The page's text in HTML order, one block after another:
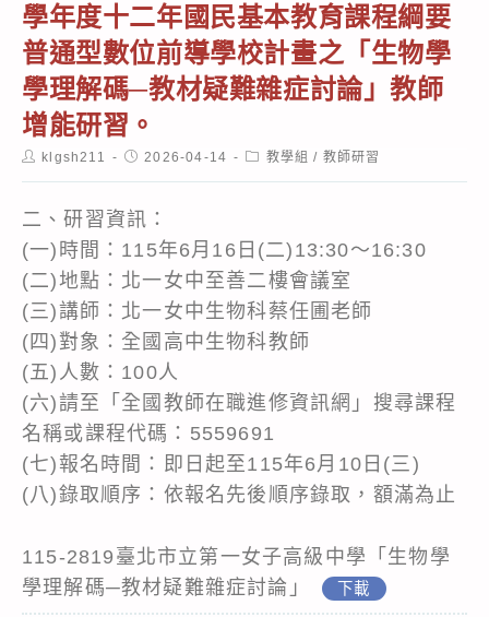
學年度十二年國民基本教育課程綱要
普通型數位前導學校計畫之「生物學
學理解碼─教材疑難雜症討論」教師
增能研習。
Postklgsh211
Post2026-04-14
Post教學組 / 教師研習
二、研習資訊：
(一)時間：115年6月16日(二)13:30～16:30
(二)地點：北一女中至善二樓會議室
(三)講師：北一女中生物科蔡任圃老師
(四)對象：全國高中生物科教師
(五)人數：100人
(六)請至「全國教師在職進修資訊網」搜尋課程
名稱或課程代碼：5559691
(七)報名時間：即日起至115年6月10日(三)
(八)錄取順序：依報名先後順序錄取，額滿為止
115-2819臺北市立第一女子高級中學「生物學
學理解碼─教材疑難雜症討論」
下載